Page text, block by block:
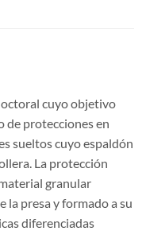
cuyo objetivo
de protecciones en
sueltos cuyo espaldón
La protección
granular
la presa y formado a su
diferenciadas